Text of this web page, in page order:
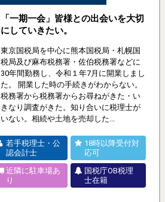
「一期一会」皆様との出会いを大切
にしていきたい。
東京国税局を中心に熊本国税局・札幌国
税局及び麻布税務署・佐伯税務署などに
30年間勤務し、令和１年7月に開業しまし
た。 開業した時の手続きがわからない。
税務署から税務署からお尋ねがきた・い
きなり調査がきた。知り合いに税理士が
いない。相続や土地を売却した...
若手税理士・公
認会計士
18時以降受付対
応可
近隣に駐車場あ
り
国税庁OB税理
士在籍